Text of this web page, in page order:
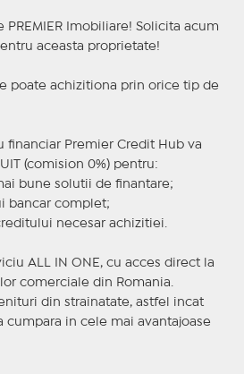
Imobiliare! Solicita acum
aceasta proprietate!
poate achizitiona prin orice tip de
financiar Premier Credit Hub va
(comision 0%) pentru:
bune solutii de finantare;
bancar complet;
necesar achizitiei.
ALL IN ONE, cu acces direct la
comerciale din Romania.
din strainatate, astfel incat
cumpara in cele mai avantajoase